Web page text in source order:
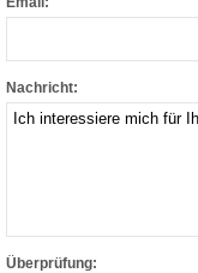
Nachricht:
Überprüfung: